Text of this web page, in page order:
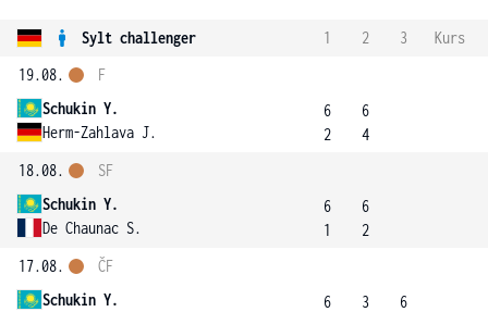
Sylt challenger 1 2 3
Kurs
19.08.
Schukin Y.
Herm-Zahlava J.
F
6
2
6
4
18.08.
Schukin Y.
De Chaunac S.
SF
6
1
6
2
17.08.
Schukin Y.
ČF
6
3
6